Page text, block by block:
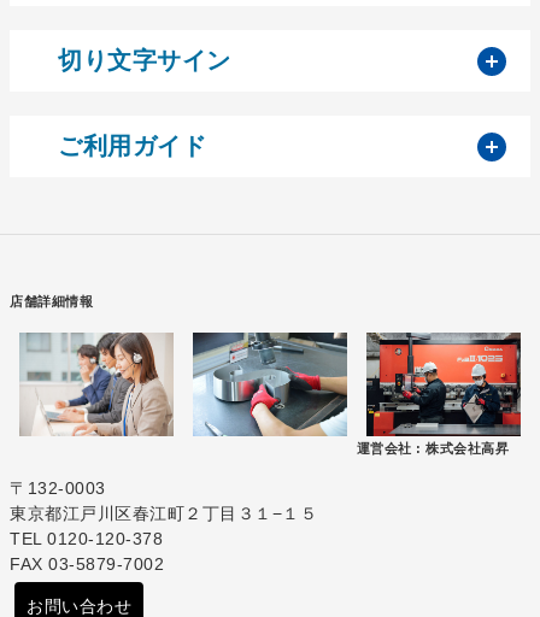
切り文字サイン
ご利用ガイド
店舗詳細情報
運営会社 : 株式会社高昇
〒132-0003
東京都江戸川区春江町２丁目３１−１５
TEL 0120-120-378
FAX 03-5879-7002
お問い合わせ